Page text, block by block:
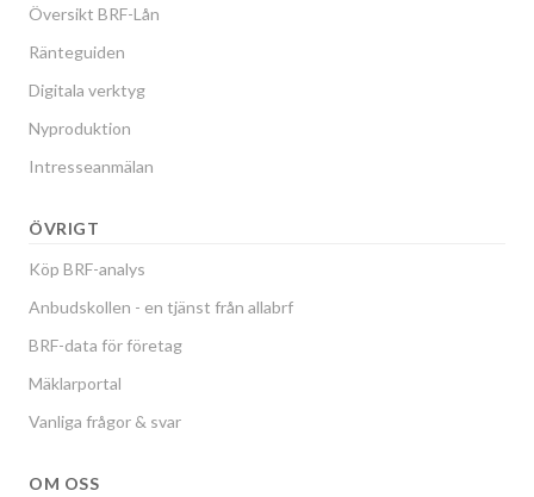
Översikt BRF-Lån
Ränteguiden
Digitala verktyg
Nyproduktion
Intresseanmälan
ÖVRIGT
Köp BRF-analys
Anbudskollen - en tjänst från allabrf
BRF-data för företag
Mäklarportal
Vanliga frågor & svar
OM OSS